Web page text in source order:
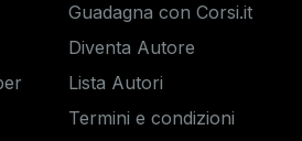
Guadagna con Corsi.it
Diventa Autore
Lista Autori
Termini e condizioni